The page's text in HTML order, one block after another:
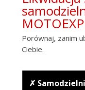
Porównaj, zanim
Ciebie.
✗